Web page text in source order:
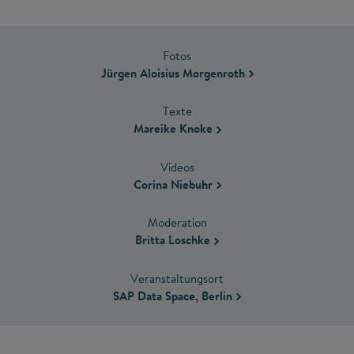
Fotos
Jürgen Aloisius Morgenroth
Texte
Mareike Knoke
Videos
Corina Niebuhr
Moderation
Britta Loschke
Veranstaltungsort
SAP Data Space, Berlin